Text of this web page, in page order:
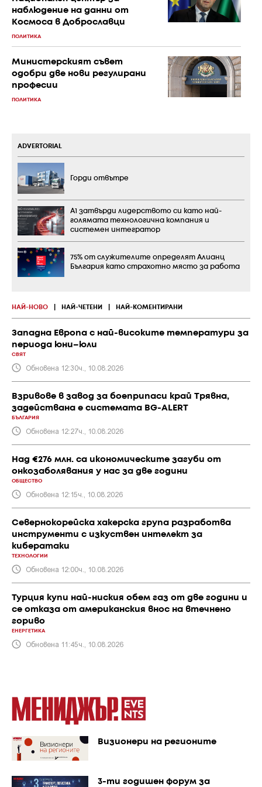
наблюдение на данни от
Космоса в Доброславци
ПОЛИТИКА
Министерският съвет
одобри две нови регулирани
професии
ПОЛИТИКА
НАЙ-НОВО НАЙ-ЧЕТЕНИ НАЙ-КОМЕНТИРАНИ
Западна Европа с най-високите температури за
периода юни–юли
СВЯТ
Обновена 12:30ч., 10.08.2026
Взривове в завод за боеприпаси край Трявна,
задействана е системата BG-ALERT
БЪЛГАРИЯ
Обновена 12:27ч., 10.08.2026
Над €276 млн. са икономическите загуби от
онкозаболявания у нас за две години
ОБЩЕСТВО
Обновена 12:15ч., 10.08.2026
Севернокорейска хакерска група разработва
инструменти с изкуствен интелект за
кибератаки
ТЕХНОЛОГИИ
Обновена 12:00ч., 10.08.2026
Турция купи най-ниския обем газ от две години и
се отказа от американския внос на втечнено
гориво
ЕНЕРГЕТИКА
Обновена 11:45ч., 10.08.2026
ADVERTORIAL
Горди отвътре
А1 затвърди лидерството си като най-
голямата технологична компания и
системен интегратор
75% от служителите определят Алианц
България като страхотно място за работа
Визионери на регионите
3-ти годишен форум за